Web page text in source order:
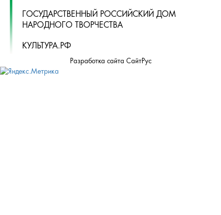
ГОСУДАРСТВЕННЫЙ РОССИЙСКИЙ ДОМ
НАРОДНОГО ТВОРЧЕСТВА
КУЛЬТУРА.РФ
Разработка сайта СайтРус